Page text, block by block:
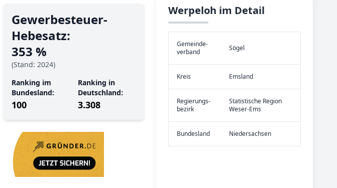
Gewerbe­steuer-
Hebe­satz:
353 %
(Stand: 2024)
Ranking im
Bundesland:
100
Ranking in
Deutschland:
3.308
Werpeloh im Detail
Gemeinde­
verband
Sögel
Kreis Emsland
Re­gier­ungs­
bezirk
Statistische Region
Weser-Ems
Bundes­land Niedersachsen